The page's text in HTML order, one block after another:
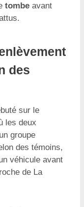
tombe avant
des
sur le
les deux
groupe
des témoins,
véhicule avant
de La